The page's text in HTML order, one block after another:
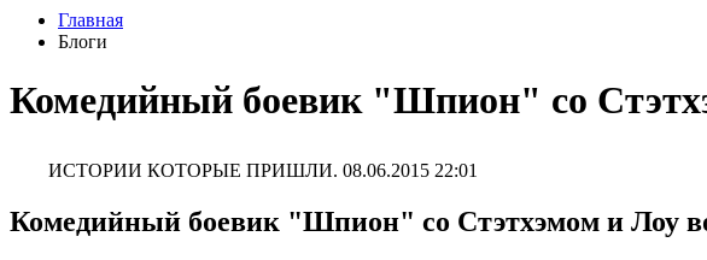
Главная
Блоги
Комедийный боевик "Шпион" со
ИСТОРИИ КОТОРЫЕ ПРИШЛИ. 08.06.2015 22:01
Комедийный боевик "Шпион" со Стэтхэмом и Лоу